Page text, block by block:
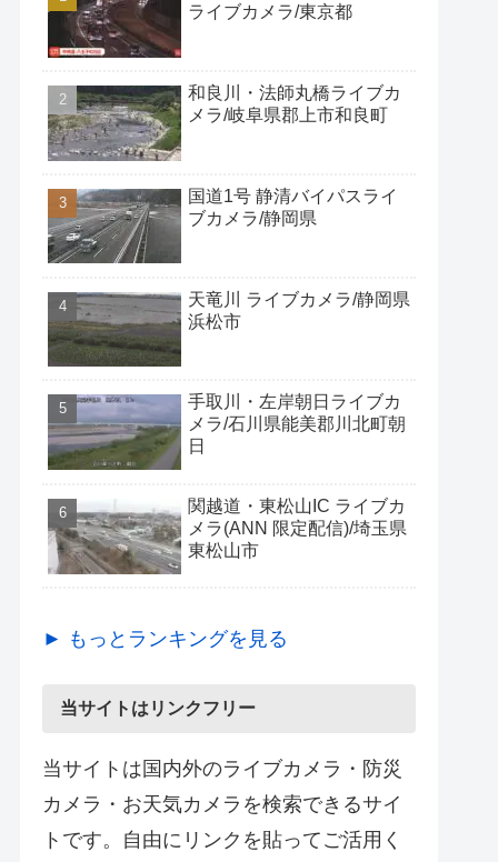
ライブカメラ/東京都
和良川・法師丸橋ライブカ
メラ/岐阜県郡上市和良町
国道1号 静清バイパスライ
ブカメラ/静岡県
天竜川 ライブカメラ/静岡県
浜松市
手取川・左岸朝日ライブカ
メラ/石川県能美郡川北町朝
日
関越道・東松山IC ライブカ
メラ(ANN 限定配信)/埼玉県
東松山市
► もっとランキングを見る
当サイトはリンクフリー
当サイトは国内外のライブカメラ・防災
カメラ・お天気カメラを検索できるサイ
トです。自由にリンクを貼ってご活用く